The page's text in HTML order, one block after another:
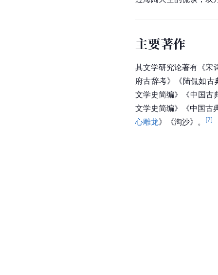
主要著作
其文学研究论著有《宋
府古辞考》《陆侃如
文学史简编》《中国古
文学史简编》《中国古
心雕龙》《淘沙》。 [7]